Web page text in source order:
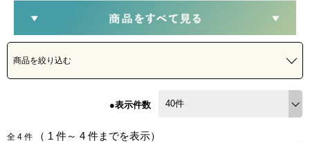
商品を絞り込む
●表示件数
全 4 件 （ 1 件～ 4 件までを表示）